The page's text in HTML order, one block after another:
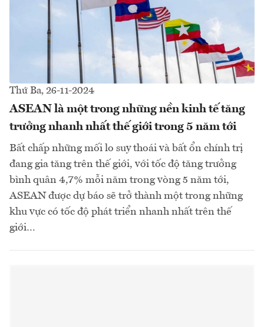
Thứ Ba, 26-11-2024
ASEAN là một trong những nền kinh tế tăng
trưởng nhanh nhất thế giới trong 5 năm tới
Bất chấp những mối lo suy thoái và bất ổn chính trị
đang gia tăng trên thế giới, với tốc độ tăng trưởng
bình quân 4,7% mỗi năm trong vòng 5 năm tới,
ASEAN được dự báo sẽ trở thành một trong những
khu vực có tốc độ phát triển nhanh nhất trên thế
giới…